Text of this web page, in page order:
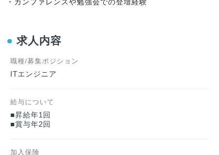
・カンファレンスや勉強会での登壇経験
● 求人内容
職種/募集ポジション
ITエンジニア
給与について
■昇給年1回
■賞与年2回
加入保険